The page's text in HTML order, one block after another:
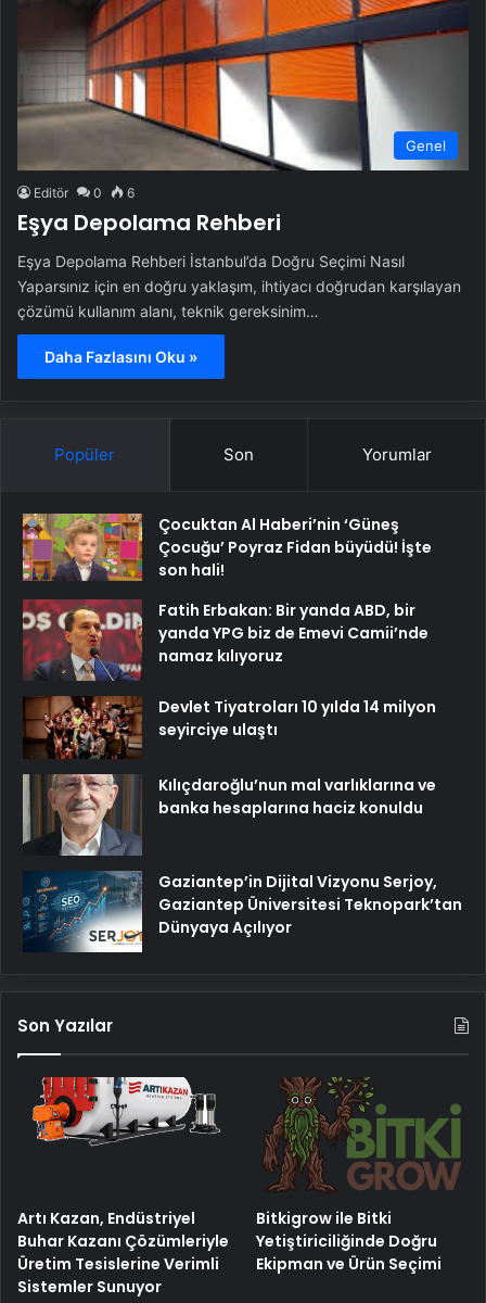
Genel
Editör 0 6
Eşya Depolama Rehberi
Eşya Depolama Rehberi İstanbul’da Doğru Seçimi Nasıl
Yaparsınız için en doğru yaklaşım, ihtiyacı doğrudan karşılayan
çözümü kullanım alanı, teknik gereksinim…
Daha Fazlasını Oku »
Popüler Son Yorumlar
Çocuktan Al Haberi’nin ‘Güneş
Çocuğu’ Poyraz Fidan büyüdü! İşte
son hali!
Fatih Erbakan: Bir yanda ABD, bir
yanda YPG biz de Emevi Camii’nde
namaz kılıyoruz
Devlet Tiyatroları 10 yılda 14 milyon
seyirciye ulaştı
Kılıçdaroğlu’nun mal varlıklarına ve
banka hesaplarına haciz konuldu
Gaziantep’in Dijital Vizyonu Serjoy,
Gaziantep Üniversitesi Teknopark’tan
Dünyaya Açılıyor
Son Yazılar
Artı Kazan, Endüstriyel
Buhar Kazanı Çözümleriyle
Üretim Tesislerine Verimli
Sistemler Sunuyor
Bitkigrow ile Bitki
Yetiştiriciliğinde Doğru
Ekipman ve Ürün Seçimi